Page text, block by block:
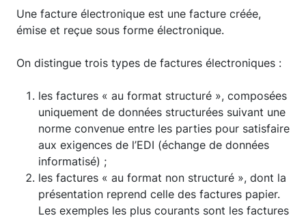
Une facture électronique est une facture créée,
émise et reçue sous forme électronique.
On distingue trois types de factures électroniques :
les factures « au format structuré », composées
uniquement de données structurées suivant une
norme convenue entre les parties pour satisfaire
aux exigences de l’EDI (échange de données
informatisé) ;
les factures « au format non structuré », dont la
présentation reprend celle des factures papier.
Les exemples les plus courants sont les factures